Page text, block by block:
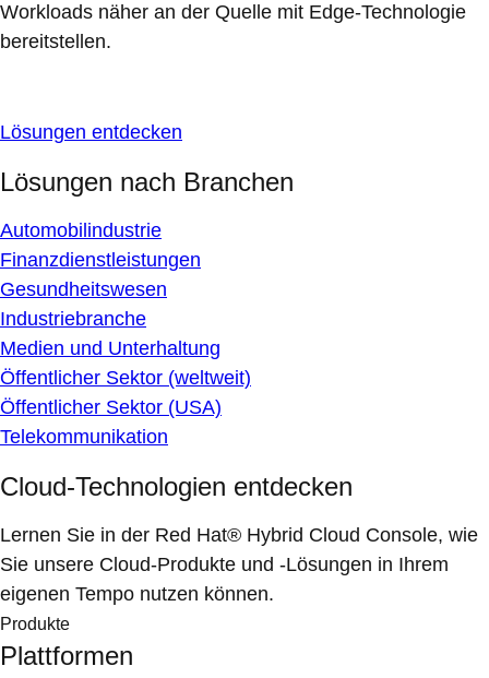
Workloads näher an der Quelle mit Edge-Technologie
bereitstellen.
Lösungen entdecken
Lösungen nach Branchen
Automobilindustrie
Finanzdienstleistungen
Gesundheitswesen
Industriebranche
Medien und Unterhaltung
Öffentlicher Sektor (weltweit)
Öffentlicher Sektor (USA)
Telekommunikation
Cloud-Technologien entdecken
Lernen Sie in der Red Hat® Hybrid Cloud Console, wie
Sie unsere Cloud-Produkte und -Lösungen in Ihrem
eigenen Tempo nutzen können.
Produkte
Plattformen